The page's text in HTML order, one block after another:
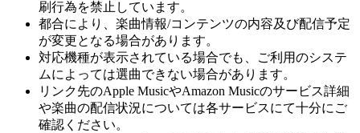
刷行為を禁止しています。
都合により、楽曲情報/コンテンツの内容及び配信予定
が変更となる場合があります。
対応機種が表示されている場合でも、ご利用のシステ
ムによっては選曲できない場合があります。
リンク先のApple MusicやAmazon Musicのサービス詳細
や楽曲の配信状況については各サービスにて十分にご
確認ください。